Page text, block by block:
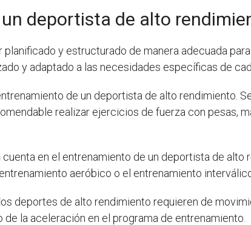
deportista de alto
planificado y estructurado de manera adecuada
y adaptado a las necesidades específicas de
de un deportista de alto rendimiento.
realizar ejercicios de fuerza con pesas,
en el entrenamiento de un deportista de alto
aeróbico o el entrenamiento
deportes de alto rendimiento requieren de
la aceleración en el programa de entrenamiento.